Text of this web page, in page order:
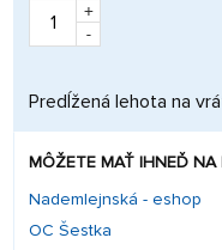
+
-
Predĺžená lehota na
MÔŽETE MAŤ IHNEĎ NA
Nademlejnská - eshop
OC Šestka